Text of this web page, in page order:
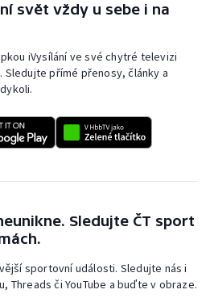
svět vždy u sebe i na
iVysílání ve své chytré televizi
Sledujte přímé přenosy, články a
Sledujte ČT sport
sportovní události. Sledujte nás i
Threads či YouTube a buďte v obraze.